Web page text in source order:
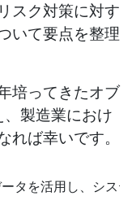
スク対策に対す
いて要点を整理
培ってきたオブ
製造業におけ
れば幸いです。
タを活用し、シス